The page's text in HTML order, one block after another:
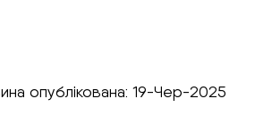
опублікована: 19-Чер-2025